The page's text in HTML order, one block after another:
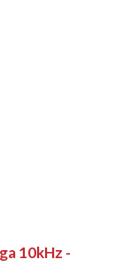
10kHz -